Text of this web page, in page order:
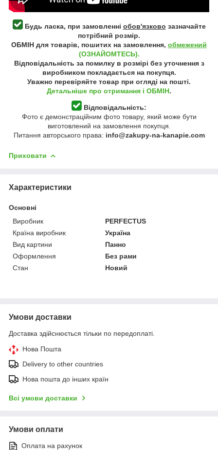
Будь ласка, при замовленні обов'язково зазначайте
потрібний розмір.
ОБМІН для товарів, пошитих на замовлення, обмежений
(ОЗНАЙОМТЕСЬ).
Відповідальність за помилку в розмірі без уточнення з
виробником покладається на покупця.
Уважно перевіряйте товар при огляді на пошті.
Детальніше про отримання і ОБМІН.
Відповідальність:
Фото є демонстраційним фото товару, який може бути
виготовлений на замовлення покупця.
Питання авторського права: info@zakupy-na-kanapie.com
Приховати
Характеристики
Основні
Виробник
PERFECTUS
Країна виробник
Україна
Вид картини
Панно
Оформлення
Без рами
Стан
Новий
Умови доставки
Доставка здійснюється тільки по передоплаті.
Нова Пошта
Delivery to other countries
Нова пошта до інших країн
Всі умови доставки
Умови оплати
Оплата на рахунок